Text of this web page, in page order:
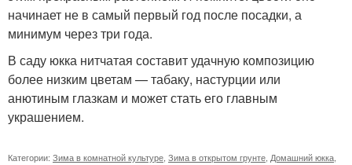
начинает не в самый первый год после посадки, а
минимум через три года.
В саду юкка нитчатая составит удачную композицию
более низким цветам — табаку, настурции или
анютиным глазкам и может стать его главным
украшением.
Категории: Зима в комнатной культуре, Зима в открытом грунте, Домашний юкка,